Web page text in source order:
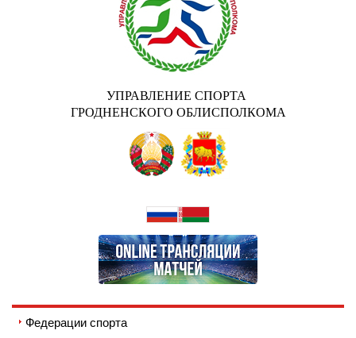
УПРАВЛЕНИЕ СПОРТА
ГРОДНЕНСКОГО ОБЛИСПОЛКОМА
Федерации спорта